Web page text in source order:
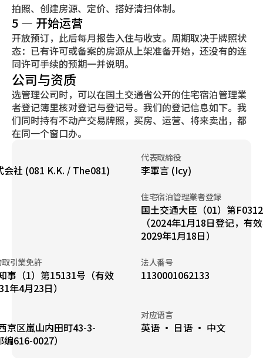
拍照、创建房源、定价、搭好清扫体制。
5 — 开始运营
开放预订，此后每月报告入住与收支。周期取决于牌照状
态：已有许可或备案的房源从上架准备开始，还没有的连
同许可手续的预期一并说明。
公司与资质
选管理公司时，可以在国土交通省公开的住宅宿泊管理業
者登记簿里核对登记与登记号。我们的登记信息如下。我
们同时持有不动产交易牌照，买房、运营、将来卖出，都
在同一个窗口办。
会社 (081 K.K. / The081)
代表取締役
李軍言 (Icy)
住宅宿泊管理業者登録
国土交通大臣（01）第
（2024年1月18日登记，有
2029年1月18日）
引業免許
事（1）第15131号（有效
年4月23日）
法人番号
1130001062133
京区嵐山内田町43-3-
616-0027）
对应语言
英语 · 日语 · 中文